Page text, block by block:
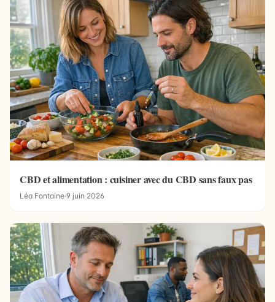
CBD et alimentation : cuisiner avec du CBD sans faux pas
Léa Fontaine·9 juin 2026